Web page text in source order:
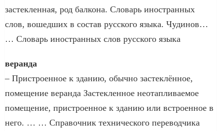
застекленная, род балкона. Словарь иностранных
слов, вошедших в состав русского языка. Чудинов…
… Словарь иностранных слов русского языка
веранда
– Пристроенное к зданию, обычно застеклённое,
помещение веранда Застекленное неотапливаемое
помещение, пристроенное к зданию или встроенное в
него. … … Справочник технического переводчика